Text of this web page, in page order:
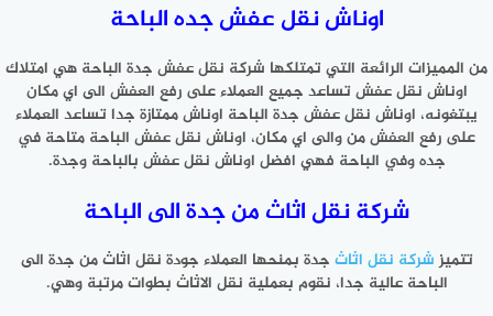
اوناش نقل عفش جده الباحة
من المميزات الرائعة التي تمتلكها شركة نقل عفش جدة الباحة هي امتلاك
اوناش نقل عفش تساعد جميع العملاء على رفع العفش الى اي مكان
يبتغونه، اوناش نقل عفش جدة الباحة اوناش ممتازة جدا تساعد العملاء
على رفع العفش من والى اي مكان، اوناش نقل عفش الباحة متاحة في
جده وفي الباحة فهي افضل اوناش نقل عفش بالباحة وجدة.
شركة نقل اثاث من جدة الى الباحة
تتميزشركة نقل اثاث جدة بمنحها العملاء جودة نقل اثاث من جدة الى
الباحة عالية جدا، نقوم بعملية نقل الاثاث بطوات مرتبة وهي.